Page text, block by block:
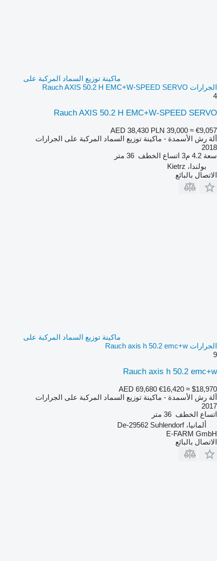
ماكينة توزيع السماد المركبة على
الجرارات Rauch AXIS 50.2 H EMC+W-SPEED SERVO
4
Rauch AXIS 50.2 H EMC+W-SPEED SERVO
AED 38,430 PLN 39,000 ≈ €9,057
آلة رش الأسمدة - ماكينة توزيع السماد المركبة على الجرارات
2018
سعة 4.2 م3 اتساع الخطف 36 متر
بولندا، Kietrz
الاتصال بالبائع
ماكينة توزيع السماد المركبة على
الجرارات Rauch axis h 50.2 emc+w
9
Rauch axis h 50.2 emc+w
AED 69,680 €16,420 ≈ $18,970
آلة رش الأسمدة - ماكينة توزيع السماد المركبة على الجرارات
2017
اتساع الخطف 36 متر
ألمانيا، De-29562 Suhlendorf
E-FARM GmbH
الاتصال بالبائع